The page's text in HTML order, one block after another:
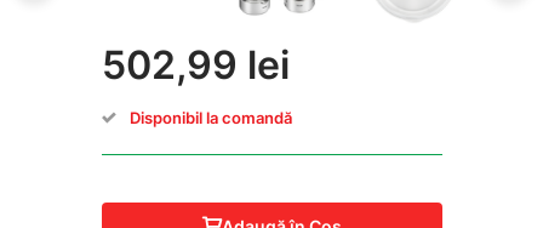
502,99 lei
Disponibil la comandă